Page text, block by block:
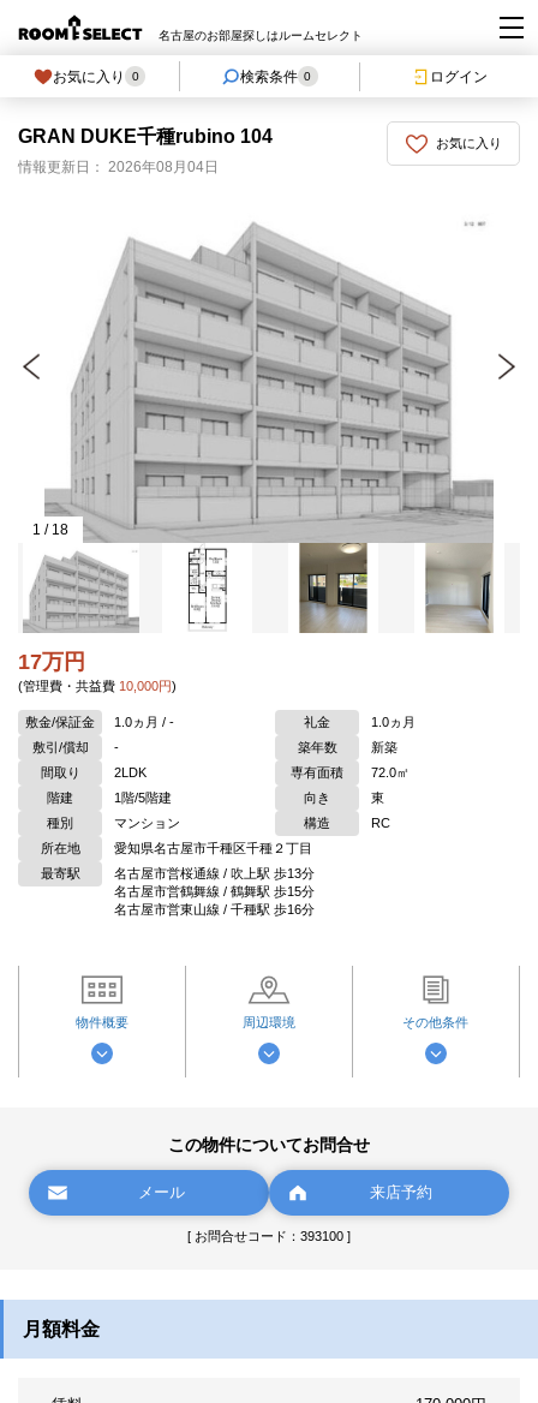
名古屋のお部屋探しはルームセレクト
お気に入り 0 検索条件 0 ログイン
お気に入り
GRAN DUKE千種rubino 104
情報更新日： 2026年08月04日
1 / 18
17万円
(管理費・共益費 10,000円)
敷金/保証金 1.0ヵ月 / - 礼金
1.0ヵ月
敷引/償却
- 築年数
新築
間取り
2LDK 専有面積
72.0㎡
階建
1階/5階建 向き
東
種別
マンション 構造
RC
所在地
愛知県名古屋市千種区千種２丁目
最寄駅
名古屋市営桜通線 / 吹上駅 歩13分
名古屋市営鶴舞線 / 鶴舞駅 歩15分
名古屋市営東山線 / 千種駅 歩16分
物件概要 周辺環境 その他条件
この物件についてお問合せ
メール 来店予約
[ お問合せコード：393100 ]
月額料金